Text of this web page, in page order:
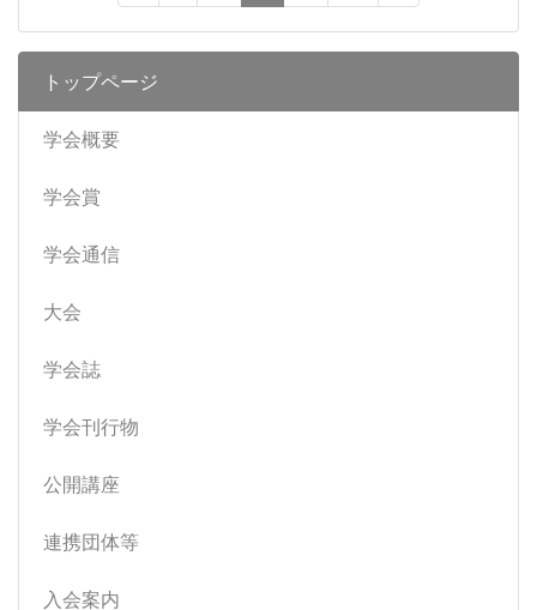
トップページ
学会概要
学会賞
学会通信
大会
学会誌
学会刊行物
公開講座
連携団体等
入会案内